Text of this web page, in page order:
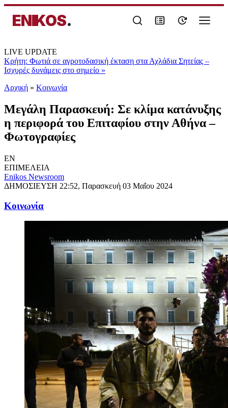
ENIKOS.
LIVE UPDATE
Κρήτη: Φωτιά σε αγροτοδασική έκταση στα Αχλάδια Σητείας –
Ισχυρές δυνάμεις στο σημείο »
Αρχική » Κοινωνία
Μεγάλη Παρασκευή: Σε κλίμα κατάνυξης
η περιφορά του Επιταφίου στην Αθήνα –
Φωτογραφίες
EN
ΕΠΙΜΕΛΕΙΑ
Enikos Newsroom
ΔΗΜΟΣΙΕΥΣΗ 22:52, Παρασκευή 03 Μαΐου 2024
Κοινωνία